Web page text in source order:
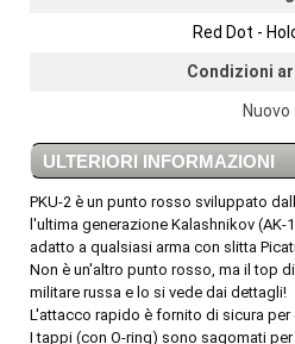
Red Dot -
Condizioni
Nuovo
ULTERIORI INFORMAZIONI
PKU-2 è un punto rosso sviluppato
l'ultima generazione Kalashnikov (AK-
adatto a qualsiasi arma con slitta
Non è un'altro punto rosso, ma il top
militare russa e lo si vede dai dettagli!
L'attacco rapido è fornito di sicura per
I tappi (con O-ring) sono sagomati per